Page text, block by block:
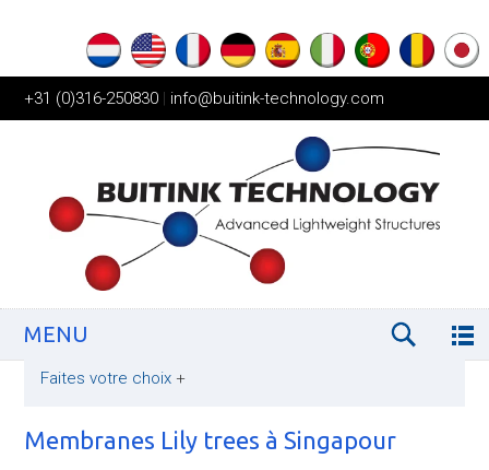
+31 (0)316-250830 | info@buitink-technology.com
MENU
Faites votre choix +
Membranes Lily trees à Singapour